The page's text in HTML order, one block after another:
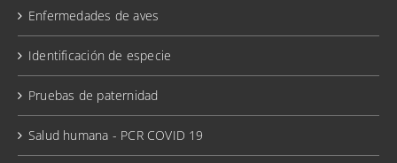
Enfermedades de aves
Identificación de especie
Pruebas de paternidad
Salud humana - PCR COVID 19